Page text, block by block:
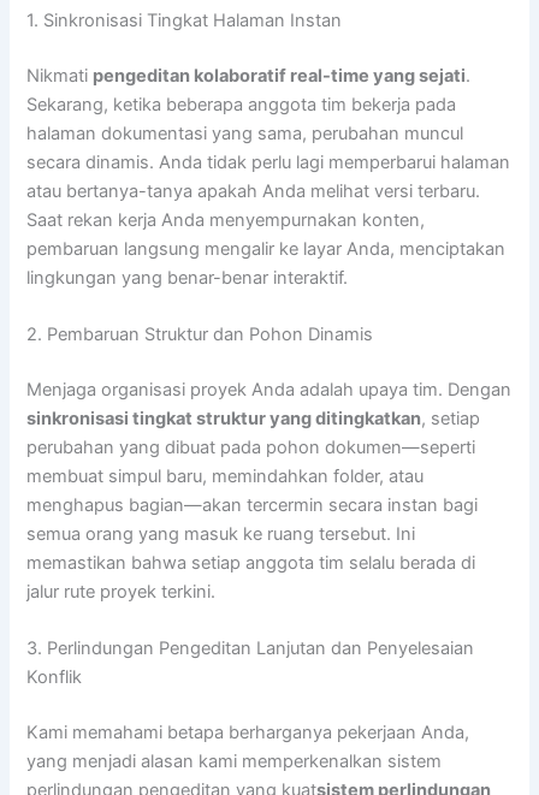
1. Sinkronisasi Tingkat Halaman Instan
Nikmati pengeditan kolaboratif real-time yang sejati.
Sekarang, ketika beberapa anggota tim bekerja pada
halaman dokumentasi yang sama, perubahan muncul
secara dinamis. Anda tidak perlu lagi memperbarui halaman
atau bertanya-tanya apakah Anda melihat versi terbaru.
Saat rekan kerja Anda menyempurnakan konten,
pembaruan langsung mengalir ke layar Anda, menciptakan
lingkungan yang benar-benar interaktif.
2. Pembaruan Struktur dan Pohon Dinamis
Menjaga organisasi proyek Anda adalah upaya tim. Dengan
sinkronisasi tingkat struktur yang ditingkatkan, setiap
perubahan yang dibuat pada pohon dokumen—seperti
membuat simpul baru, memindahkan folder, atau
menghapus bagian—akan tercermin secara instan bagi
semua orang yang masuk ke ruang tersebut. Ini
memastikan bahwa setiap anggota tim selalu berada di
jalur rute proyek terkini.
3. Perlindungan Pengeditan Lanjutan dan Penyelesaian
Konflik
Kami memahami betapa berharganya pekerjaan Anda,
yang menjadi alasan kami memperkenalkan sistem
perlindungan pengeditan yang kuatsistem perlindungan